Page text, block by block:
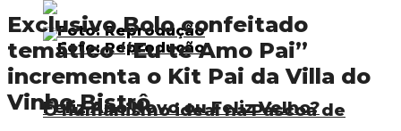
Feliz Ano Novo ou Feliz Velho?
O humanismo ideal na Páscoa de
Exclusivo Bolo confeitado
temático “Eu te Amo Pai”
incrementa o Kit Pai da Villa do
Vinho Bistrô